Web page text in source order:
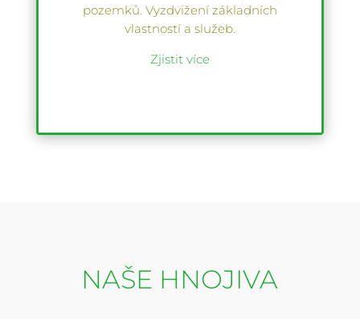
pozemků. Vyzdvižení základních
vlastností a služeb.
Zjistit více
NAŠE HNOJIVA